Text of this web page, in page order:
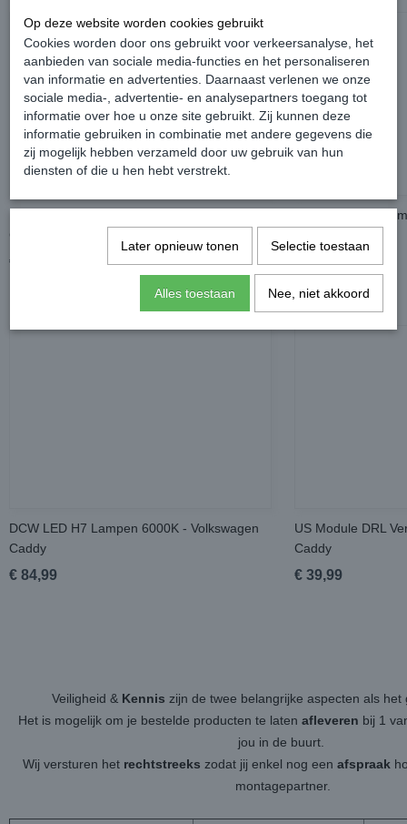
€ 84,99
DCW LED H11
€ 89,99
DCW LED H7 Lampen 6000K - Volkswagen
Caddy
€ 84,99
US Module DRL
Caddy
€ 39,99
Veiligheid & Kennis zijn de twee belangrijke aspecten als
Het is mogelijk om je bestelde producten te laten afleveren bij 1
jou in de buurt.
Wij versturen het rechtstreeks zodat jij enkel nog een afspraak
montagepartner.
Op deze website worden cookies gebruikt
Cookies worden door ons gebruikt voor verkeersanalyse, het
aanbieden van sociale media-functies en het personaliseren
van informatie en advertenties. Daarnaast verlenen we onze
sociale media-, advertentie- en analysepartners toegang tot
informatie over hoe u onze site gebruikt. Zij kunnen deze
informatie gebruiken in combinatie met andere gegevens die
zij mogelijk hebben verzameld door uw gebruik van hun
diensten of die u hen hebt verstrekt.
Later opnieuw tonen Selectie toestaan
Alles toestaan Nee, niet akkoord